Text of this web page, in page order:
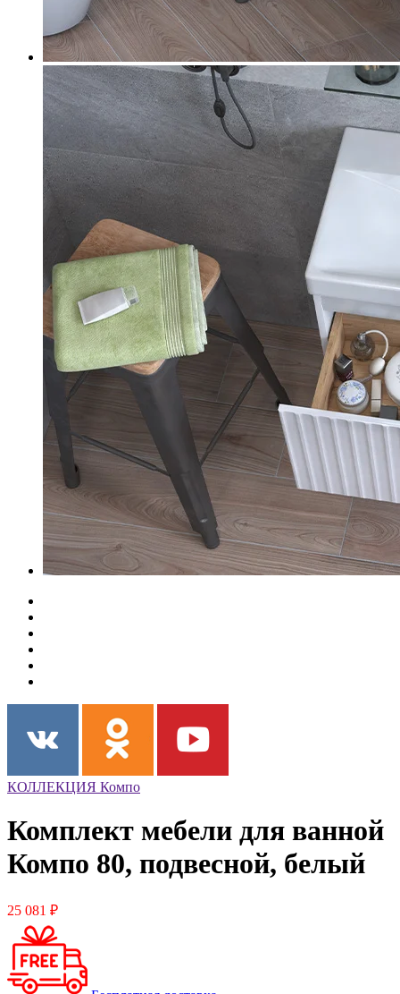
КОЛЛЕКЦИЯ Компо
Комплект мебели для ванной
Компо 80, подвесной, белый
25 081 ₽